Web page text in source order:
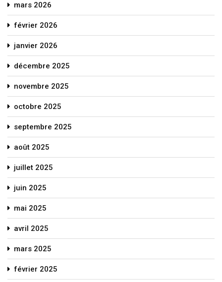
mars 2026
février 2026
janvier 2026
décembre 2025
novembre 2025
octobre 2025
septembre 2025
août 2025
juillet 2025
juin 2025
mai 2025
avril 2025
mars 2025
février 2025